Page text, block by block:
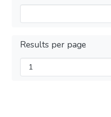
Results per page